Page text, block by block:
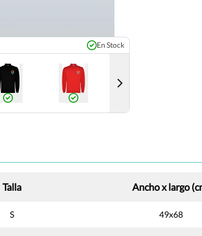
En Stock
Talla Ancho x largo
S 49x68